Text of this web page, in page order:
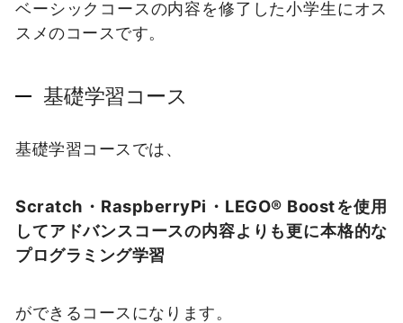
ベーシックコースの内容を修了した小学生にオス
スメのコースです。
基礎学習コース
基礎学習コースでは、
Scratch・RaspberryPi・LEGO® Boostを使用
してアドバンスコースの内容よりも更に本格的な
プログラミング学習
ができるコースになります。